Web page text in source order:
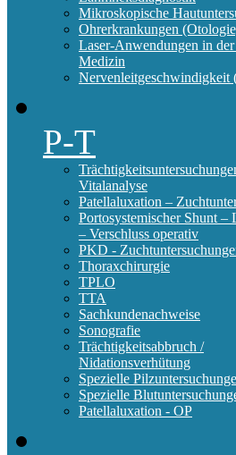
Mikroskopische
Ohrerkrankungen
Laser-Anwendungen in
Medizin
Nervenleitgeschwindigkeit
P-T
Vitalanalyse
Patellaluxation –
Portosystemischer Shunt –
– Verschluss operativ
PKD -
Thoraxchirurgie
TPLO
TTA
Sachkundenachweise
Sonografie
Trächtigkeitsabbruch /
Nidationsverhütung
Spezielle
Spezielle
Patellaluxation - OP